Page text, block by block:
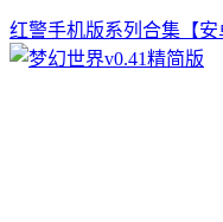
红警手机版系列合集【安